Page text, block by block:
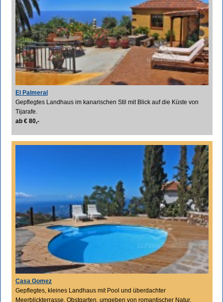
El Palmeral
Gepflegtes Landhaus im kanarischen Stil mit Blick auf die Küste von
Tijarafe.
ab € 80,-
Casa Gomez
Gepflegtes, kleines Landhaus mit Pool und überdachter
Meerblickterrasse, Obstgarten, umgeben von romantischer Natur.